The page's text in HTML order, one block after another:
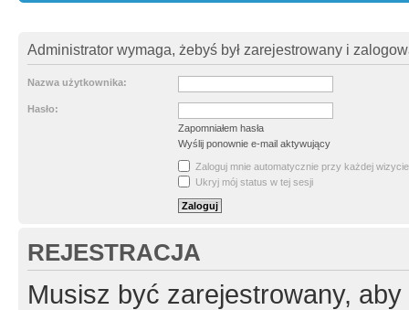
Administrator wymaga, żebyś był zarejestrowany i
Nazwa użytkownika:
Hasło:
Zapomniałem hasła
Wyślij ponownie e-mail aktywujący
Zaloguj mnie automatycznie przy każdej wizycie
Ukryj mój status w tej sesji
REJESTRACJA
Musisz być zarejestrowany,